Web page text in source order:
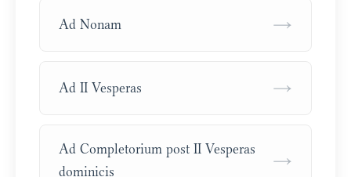
Ad Nonam →
Ad II Vesperas →
Ad Completorium post II Vesperas
dominicis
→